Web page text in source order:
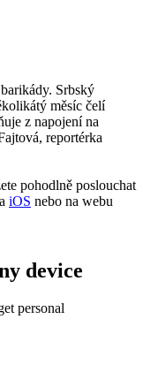
Srbský
měsíc čelí
z napojení na
reportérka
pohodlně poslouchat
a iOS nebo na webu
device
personal